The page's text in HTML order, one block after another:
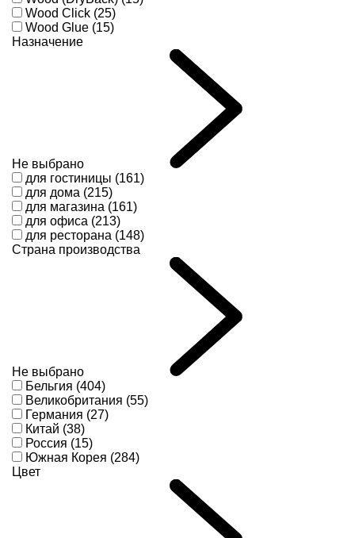
Wood Click (25)
Wood Glue (15)
Назначение
Не выбрано
для гостиницы (161)
для дома (215)
для магазина (161)
для офиса (213)
для ресторана (148)
Страна производства
Не выбрано
Бельгия (404)
Великобритания (55)
Германия (27)
Китай (38)
Россия (15)
Южная Корея (284)
Цвет